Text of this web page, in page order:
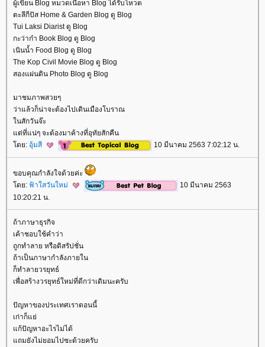
ผู้เขียน Blog หมวดเนื้อหา Blog ได้รับโหวต
ตะลีกีปัส Home & Garden Blog ดู Blog
Tui Laksi Diarist ดู Blog
กะว่าก๋า Book Blog ดู Blog
เนินน้ำ Food Blog ดู Blog
The Kop Civil Movie Blog ดู Blog
สองแผ่นดิน Photo Blog ดู Blog
มาชมภาพสวยๆ
ว่าแล้วก็น่าจะต้องไปเดินเมืองโบราณ
นสักวันจ๊ะ
ต่ที่แน่ๆ จะต้องมาค้างที่อุทัยสักคืน
ดย: อุ้มสี 10 มีนาคม 2563 7:02:12 น.
ขอบคุณกำลังใจด้วยค่ะ
ดย: ฟ้าใสวันใหม่
10 มีนาคม 2563
10:20:21 น.
ถ้าภาษาธุรกิจ
เค้าชอบใช้คำว่า
ถูกทำลาย หรือดิสรัปชั่น
ถ้าเป็นภาษากำลังภายใน
ก็ทำลายวรยุทธ์
เพื่อสร้างวรยุทธ์ใหม่ที่ดีกว่าเดิมนะครับ
ปัญหาของประเทศเราตอนนี้
เก่าก็แย่
ก้ปัญหาอะไรไม่ได้
ถมยังไม่ยอมไปซะด้วยครับ